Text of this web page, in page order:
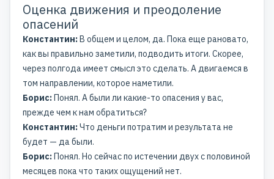
Оценка движения и преодоление
опасений
Константин:В общем и целом, да. Пока еще рановато,
как вы правильно заметили, подводить итоги. Скорее,
через полгода имеет смысл это сделать. А двигаемся в
том направлении, которое наметили.
Борис:Понял. А были ли какие-то опасения у вас,
прежде чем к нам обратиться?
Константин:Что деньги потратим и результата не
будет — да были.
Борис:Понял. Но сейчас по истечении двух с половиной
месяцев пока что таких ощущений нет.